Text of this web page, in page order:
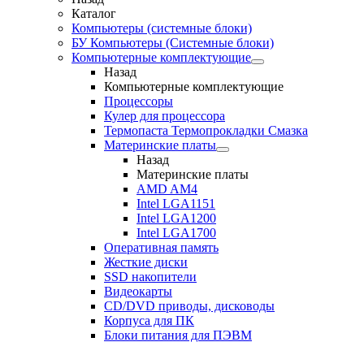
Каталог
Компьютеры (системные блоки)
БУ Компьютеры (Системные блоки)
Компьютерные комплектующие
Назад
Компьютерные комплектующие
Процессоры
Кулер для процессора
Термопаста Термопрокладки Смазка
Материнские платы
Назад
Материнские платы
AMD AM4
Intel LGA1151
Intel LGA1200
Intel LGA1700
Оперативная память
Жесткие диски
SSD накопители
Видеокарты
CD/DVD приводы, дисководы
Корпуса для ПК
Блоки питания для ПЭВМ